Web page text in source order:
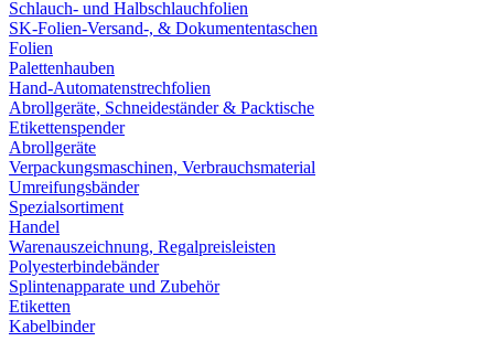
Schlauch- und Halbschlauchfolien
SK-Folien-Versand-, & Dokumententaschen
Folien
Palettenhauben
Hand-Automatenstrechfolien
Abrollgeräte, Schneideständer & Packtische
Etikettenspender
Abrollgeräte
Verpackungsmaschinen, Verbrauchsmaterial
Umreifungsbänder
Spezialsortiment
Handel
Warenauszeichnung, Regalpreisleisten
Polyesterbindebänder
Splintenapparate und Zubehör
Etiketten
Kabelbinder